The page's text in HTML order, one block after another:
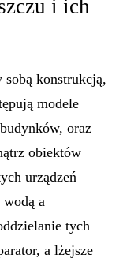
i ich
sobą konstrukcją,
modele
oraz
obiektów
urządzeń
a
tych
a lżejsze